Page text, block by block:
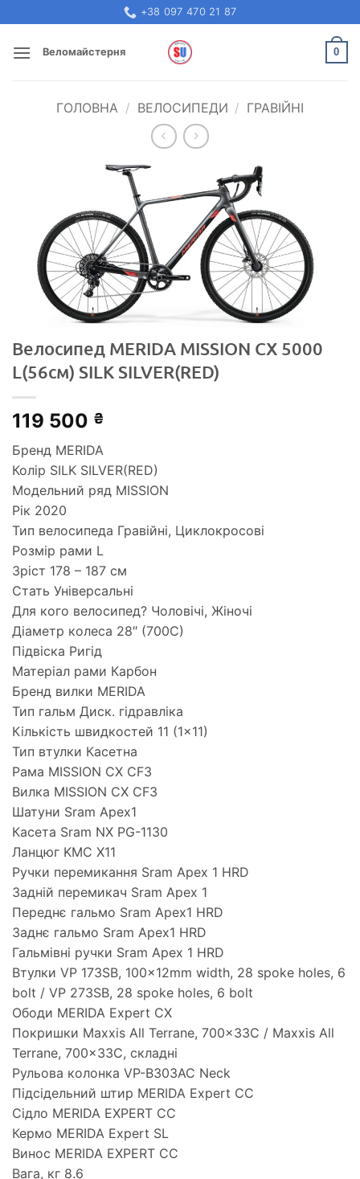
to
content
+38 097 470 21 87
Веломайстерня 0
ГОЛОВНА / ВЕЛОСИПЕДИ / ГРАВІЙНІ
Велосипед MERIDA MISSION CX 5000
L(56cм) SILK SILVER(RED)
119 500 ₴
Бренд MERIDA
Колір SILK SILVER(RED)
Модельний ряд MISSION
Рік 2020
Тип велосипеда Гравійні, Циклокросові
Розмір рами L
Зріст 178 – 187 см
Стать Універсальні
Для кого велосипед? Чоловічі, Жіночі
Діаметр колеса 28″ (700С)
Підвіска Ригід
Матеріал рами Карбон
Бренд вилки MERIDA
Тип гальм Диск. гідравліка
Кількість швидкостей 11 (1×11)
Тип втулки Касетна
Рама MISSION CX CF3
Вилка MISSION CX CF3
Шатуни Sram Apex1
Касета Sram NX PG-1130
Ланцюг KMC X11
Ручки перемикання Sram Apex 1 HRD
Задній перемикач Sram Apex 1
Переднє гальмо Sram Apex1 HRD
Заднє гальмо Sram Apex1 HRD
Гальмівні ручки Sram Apex 1 HRD
Втулки VP 173SB, 100x12mm width, 28 spoke holes, 6
bolt / VP 273SB, 28 spoke holes, 6 bolt
Ободи MERIDA Expert CX
Покришки Maxxis All Terrane, 700x33C / Maxxis All
Terrane, 700x33C, складні
Рульова колонка VP-B303AC Neck
Підсідельний штир MERIDA Expert CC
Сідло MERIDA EXPERT CC
Кермо MERIDA Expert SL
Винос MERIDA EXPERT CC
Вага, кг 8.6